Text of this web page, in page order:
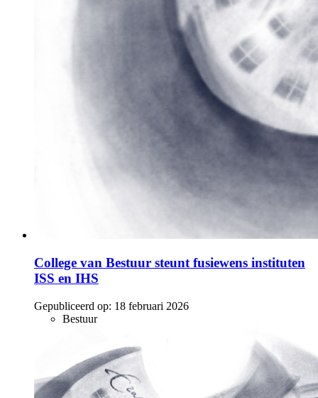
College van Bestuur steunt fusiewens instituten
ISS en IHS
Gepubliceerd op: 18 februari 2026
Bestuur